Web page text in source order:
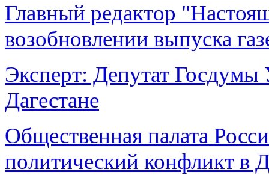
Главный редактор
возобновлении выпуска
Эксперт: Депутат Госдумы
Дагестане
Общественная палата
политический конфликт в